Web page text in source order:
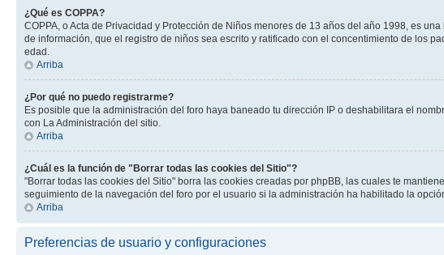
¿Qué es COPPA?
COPPA, o Acta de Privacidad y Protección de Niños menores de 13 años del año 1998, es
de información, que el registro de niños sea escrito y ratificado con el concentimiento de los
edad.
Arriba
¿Por qué no puedo registrarme?
Es posible que la administración del foro haya baneado tu dirección IP o deshabilitara el
con La Administración del sitio.
Arriba
¿Cuál es la función de "Borrar todas las cookies del Sitio"?
"Borrar todas las cookies del Sitio" borra las cookies creadas por phpBB, las cuales te
seguimiento de la navegación del foro por el usuario si la administración ha habilitado la
Arriba
Preferencias de usuario y configuraciones